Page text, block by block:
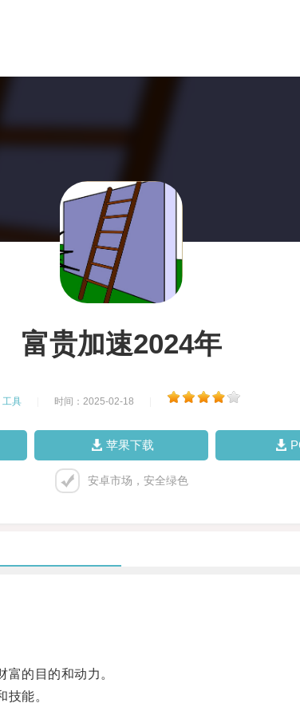
富贵加速2024年
工具 时间：2025-02-18
苹果下载
安卓市场，安全绿色
的目的和动力。
能。